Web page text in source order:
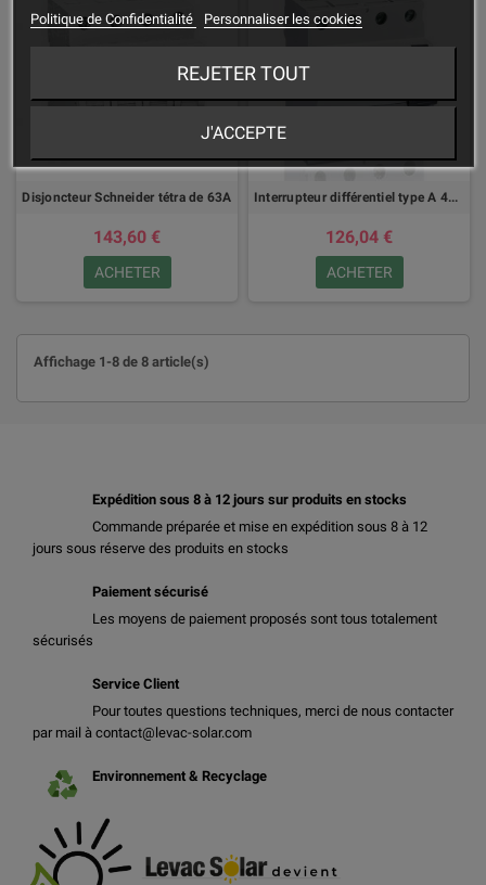
Disjoncteur Schneider tétra de 63A
143,60 €
ACHETER
Interrupteur différentiel type A 4P 63A 300ma
126,04 €
ACHETER
Affichage 1-8 de 8 article(s)
Expédition sous 8 à 12 jours sur produits en stocks
Commande préparée et mise en expédition sous 8 à 12
jours sous réserve des produits en stocks
Paiement sécurisé
Les moyens de paiement proposés sont tous totalement
sécurisés
Service Client
Pour toutes questions techniques, merci de nous contacter
par mail à contact@levac-solar.com
Environnement & Recyclage
Politique de Confidentialité Personnaliser les cookies
REJETER TOUT
J'ACCEPTE